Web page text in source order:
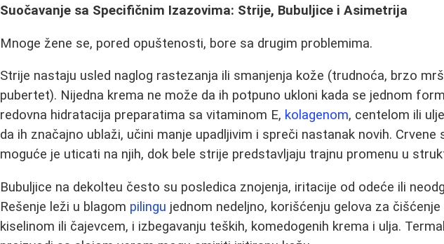
Suočavanje sa Specifičnim Izazovima: Strije, Bubuljice i Asimetrija
Mnoge žene se, pored opuštenosti, bore sa drugim problemima.
Strije nastaju usled naglog rastezanja ili smanjenja kože (trudnoća, brzo
pubertet). Nijedna krema ne može da ih potpuno ukloni kada se jednom
redovna hidratacija preparatima sa vitaminom E, kolagenom, centelom ili
da ih značajno ublaži, učini manje upadljivim i spreči nastanak novih. Crvene
moguće je uticati na njih, dok bele strije predstavljaju trajnu promenu u
Bubuljice na dekolteu često su posledica znojenja, iritacije od odeće ili
Rešenje leži u blagom pilingu jednom nedeljno, korišćenju gelova za
kiselinom ili čajevcem, i izbegavanju teških, komedogenih krema i ulja.